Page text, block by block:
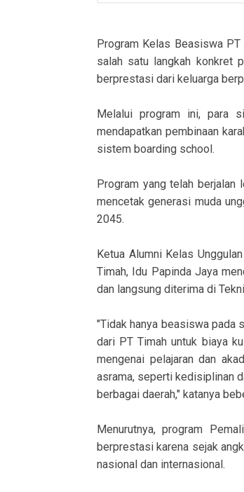
Program Kelas Beasiswa PT
salah satu langkah konkret
berprestasi dari keluarga
Melalui program ini, para
mendapatkan pembinaan
sistem boarding school.
Program yang telah berjalan
mencetak generasi muda
2045.
Ketua Alumni Kelas
Timah, Idu Papinda Jaya
dan langsung diterima di
"Tidak hanya beasiswa pada
dari PT Timah untuk biaya
mengenai pelajaran dan
asrama, seperti kedisiplinan
berbagai daerah," katanya
Menurutnya, program
berprestasi karena sejak
nasional dan internasional.